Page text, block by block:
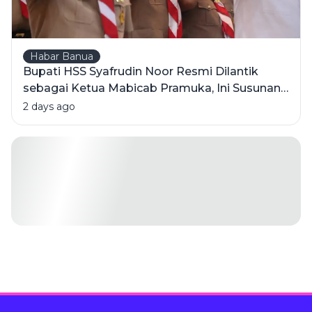
Habar Banua
Bupati HSS Syafrudin Noor Resmi Dilantik
sebagai Ketua Mabicab Pramuka, Ini Susunan
Pengurus 2025-2030
2 days ago